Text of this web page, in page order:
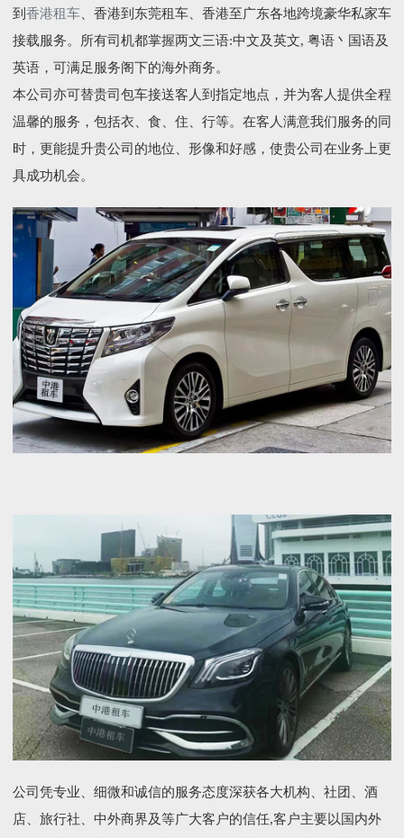
到 香港租车、香港到东莞租车、香港至广东各地跨境豪华私家车
接载服务。所有司机都掌握两文三语:中文及英文, 粤语丶国语及
英语，可满足服务阁下的海外商务。
本公司亦可替贵司包车接送客人到指定地点，并为客人提供全程
温馨的服务，包括衣、食、住、行等。在客人满意我们服务的同
时，更能提升贵公司的地位、形像和好感，使贵公司在业务上更
具成功机会。
公司凭专业、细微和诚信的服务态度深获各大机构、社团、酒
店、旅行社、中外商界及等广大客户的信任,客户主要以国内外